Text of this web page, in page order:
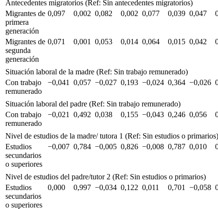
Antecedentes migratorios (Ref: Sin antecedentes migratorios)
Migrantes de
primera
generación
0,097 0,002 0,082 0,002 0,077 0,039 0,047
Migrantes de
segunda
generación
0,071 0,001 0,053 0,014 0,064 0,015 0,042
Situación laboral de la madre (Ref: Sin trabajo remunerado)
Con trabajo
remunerado
−0,041 0,057 −0,027 0,193 −0,024 0,364 −0,026
Situación laboral del padre (Ref: Sin trabajo remunerado)
Con trabajo
remunerado
−0,021 0,492 0,038 0,155 −0,043 0,246 0,056
Nivel de estudios de la madre/ tutora 1 (Ref: Sin estudios o primarios)
Estudios
secundarios
o superiores
−0,007 0,784 −0,005 0,826 −0,008 0,787 0,010
Nivel de estudios del padre/tutor 2 (Ref: Sin estudios o primarios)
Estudios
secundarios
o superiores
0,000 0,997 −0,034 0,122 0,011 0,701 −0,058